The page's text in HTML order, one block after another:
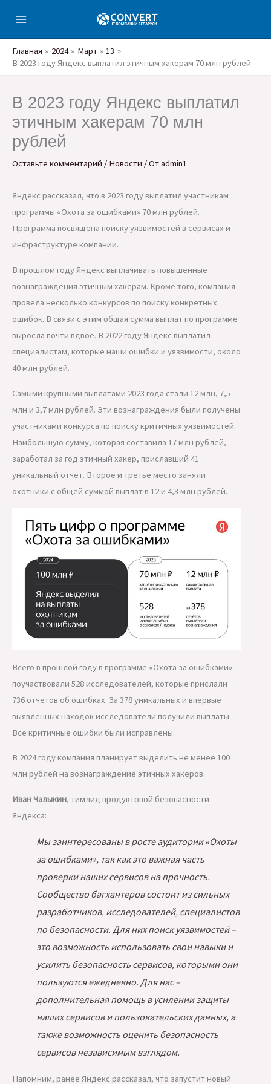
содержимому
Главная
2024 Март
13
В 2023 году Яндекс выплатил этичным хакерам 70 млн рублей
В 2023 году Яндекс выплатил
этичным хакерам 70 млн
рублей
Оставьте комментарий / Новости / Отadmin1
Яндекс рассказал, что в 2023 году выплатил участникам
программы «Охота за ошибками» 70 млн рублей.
Программа посвящена поиску уязвимостей в сервисах и
инфраструктуре компании.
В прошлом году Яндекс выплачивать повышенные
вознаграждения этичным хакерам. Кроме того, компания
провела несколько конкурсов по поиску конкретных
ошибок. В связи с этим общая сумма выплат по программе
выросла почти вдвое. В 2022 году Яндекс выплатил
специалистам, которые наши ошибки и уязвимости, около
40 млн рублей.
Самыми крупными выплатами 2023 года стали 12 млн, 7,5
млн и 3,7 млн рублей. Эти вознаграждения были получены
участниками конкурса по поиску критичных уязвимостей.
Наибольшую сумму, которая составила 17 млн рублей,
заработал за год этичный хакер, приславший 41
уникальный отчет. Второе и третье место заняли
охотники с общей суммой выплат в 12 и 4,3 млн рублей.
Всего в прошлой году в программе «Охота за ошибками»
поучаствовали 528 исследователей, которые прислали
736 отчетов об ошибках. За 378 уникальных и впервые
выявленных находок исследователи получили выплаты.
Все критичные ошибки были исправлены.
В 2024 году компания планирует выделить не менее 100
млн рублей на вознаграждение этичных хакеров.
Иван Чалыкин, тимлид продуктовой безопасности
Яндекса:
Мы заинтересованы в росте аудитории «Охоты
за ошибками», так как это важная часть
проверки наших сервисов на прочность.
Сообщество багхантеров состоит из сильных
разработчиков, исследователей, специалистов
по безопасности. Для них поиск уязвимостей –
это возможность использовать свои навыки и
усилить безопасность сервисов, которыми они
пользуются ежедневно. Для нас –
дополнительная помощь в усилении защиты
наших сервисов и пользовательских данных, а
также возможность оценить безопасность
сервисов независимым взглядом.
Напомним, ранее Яндекс рассказал, что запустит новый